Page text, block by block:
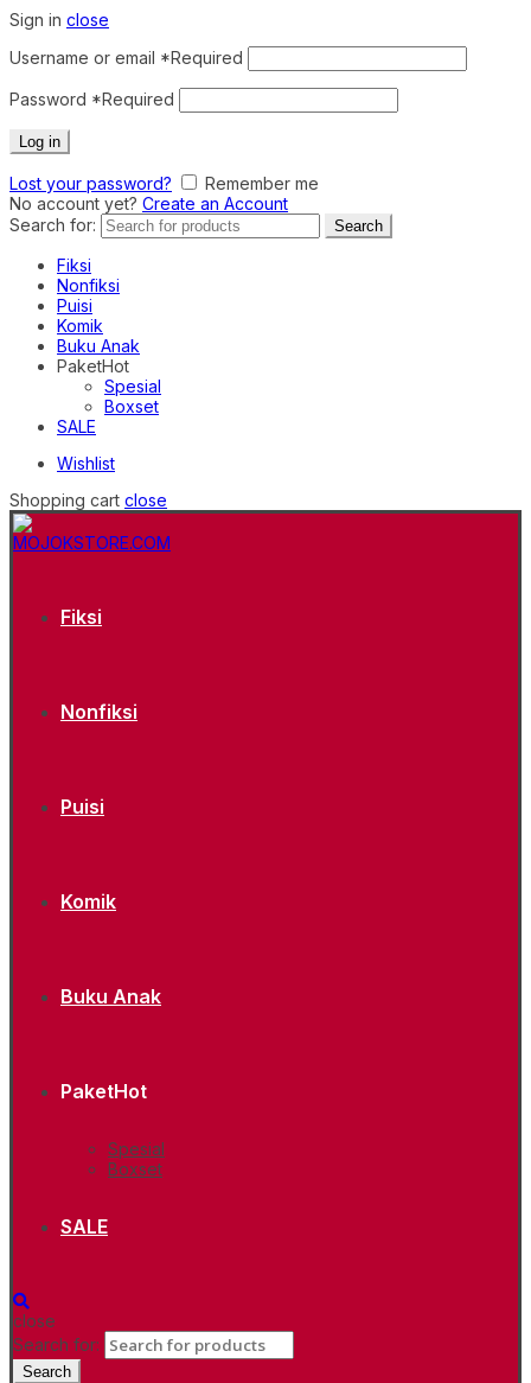
Sign in close
Username or email *Required
Password *Required
Log in
Lost your password?
Remember me
No account yet? Create an Account
Search for:
Search
Fiksi
Nonfiksi
Puisi
Komik
Buku Anak
PaketHot
Spesial
Boxset
SALE
Wishlist
Shopping cart close
Fiksi
Nonfiksi
Puisi
Komik
Buku Anak
PaketHot
Spesial
Boxset
SALE
close
Search for:
Search